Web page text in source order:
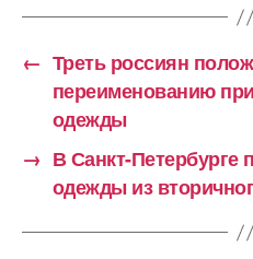
← Треть россиян
переименованию
одежды
→ В Санкт-Петербурге
одежды из